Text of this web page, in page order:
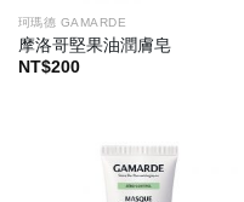
珂瑪德 GAMARDE
摩洛哥堅果油潤膚皂
NT$200